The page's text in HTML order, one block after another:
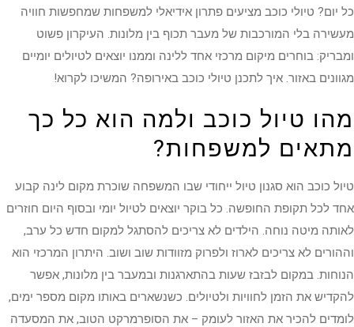
כל יום? טיולי כוכב מציעים פתרון אידיאלי למשפחות שמחפשות חוויה
מעשירה בלי המורכבות של מעבר תכוף בין מלונות. העיקרון פשוט
ומבריק: בוחרים מיקום מרכזי אחד ללינה וממנו יוצאים לטיולים יומיים
מגוונים באזור. איך לתכנן טיולי כוכב באירופה? המשיכו לקרוא!
מהו טיול כוכב ולמה הוא כל כך
מתאים למשפחות?
טיול כוכב הוא סגנון טיול ייחודי שבו המשפחה שוכרת מקום לינה קבוע
אחד לכל תקופת החופשה. כל בוקר יוצאים לטיול יומי ובסוף היום חוזרים
לאותה מיטה נוחה. הילדים לא צריכים להסתגל למקום חדש כל ערב,
וההורים לא צריכים לארוז ולפרוק מזוודות שוב ושוב. היתרון המרכזי הוא
הנוחות. במקום לבזבז שעות בהתארגנות ובמעבר בין מלונות, אפשר
להקדיש את הזמן לחוויות ולטיולים. כשנשארים באותו מקום מספר ימים,
לומדים להכיר את האזור לעומק – את הסופרמרקט הטוב, את המסעדה